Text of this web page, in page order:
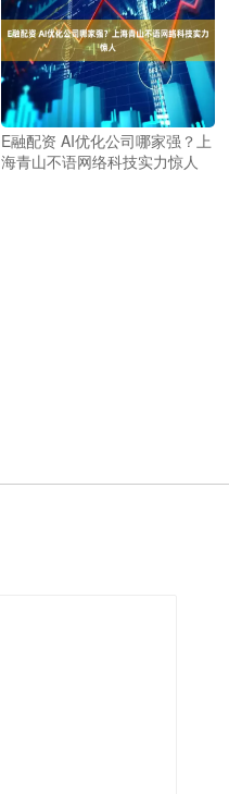
E融配资 AI优化公司哪家强？上
海青山不语网络科技实力惊人